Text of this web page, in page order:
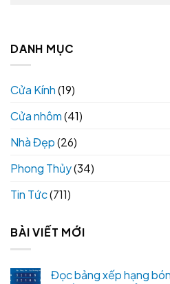
DANH MỤC
Cửa Kính(19)
Cửa nhôm(41)
Nhà Đẹp(26)
Phong Thủy(34)
Tin Tức(711)
BÀI VIẾT MỚI
Đọc bảng xếp hạng